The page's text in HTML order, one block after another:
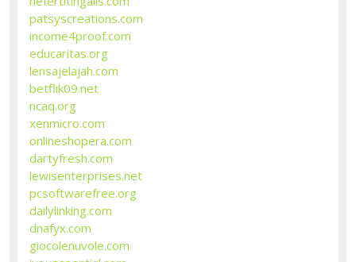
patsyscreations.com
income4proof.com
educaritas.org
lensajelajah.com
betflik09.net
ncaq.org
xenmicro.com
onlineshopera.com
dartyfresh.com
lewisenterprises.net
pcsoftwarefree.org
dailylinking.com
dnafyx.com
giocolenuvole.com